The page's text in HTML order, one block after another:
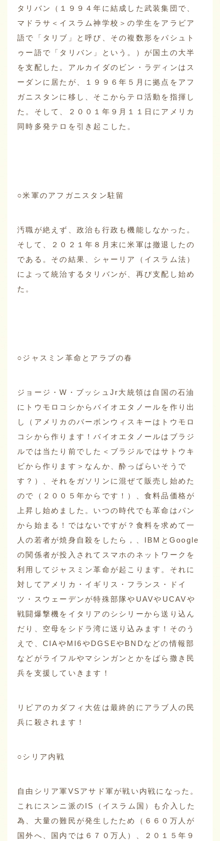
タリバン（１９９４年に結成した武装集団で、
マドラサ＜イスラム神学校＞の学生をアラビア
語で「タリブ」と呼び、その複数形をパシュト
ゥー語で「タリバン」という。）が国土の大半
を支配した。アルカイダのビン・ラディンはス
ーダンに居たが、１９９６年５月に拠点をアフ
ガニスタンに移し、そこからテロ活動を指揮し
た。そして、２００１年９月１１日にアメリカ
同時多発テロを引き起こした。
○米軍のアフガニスタン駐留
汚職が絶えず、政治も行政も機能しなかった。
そして、２０２１年８月末に米軍は撤退したの
である。その結果、シャーリア（イスラム法）
によって統治するタリバンが、再び支配し始め
た。
○ジャスミン革命とアラブの春
ジョージ・W・ブッシュJr大統領は自国の石油
にトウモロコシからバイオエタノールを作り出
し（アメリカのバーボンウィスキーはトウモロ
コシから作ります！バイオエタノールはブラジ
ルでは当たり前でした＜ブラジルではサトウキ
ビから作ります＞なんか、酔っぱらいそうで
す？）、それをガソリンに混ぜて販売し始めた
ので（２００５年からです！）、食料品価格が
上昇し始めました。いつの時代でも革命はパン
から始まる！ではないですが？食料を求めて一
人の若者が焼身自殺をしたら，、IBMとGoogle
の関係者が投入されてスマホのネットワークを
利用してジャスミン革命が起こります。それに
対してアメリカ・イギリス・フランス・ドイ
ツ・スウェーデンが特殊部隊やUAVやUCAVや
戦闘爆撃機をイタリアのシシリーから送り込ん
だり、空母をシドラ湾に送り込みます！そのう
えで、CIAやMI6やDGSEやBNDなどの情報部
などがライフルやマシンガンとかをばら撒き民
兵を支援していきます！
リビアのカダフィ大佐は最終的にアラブ人の民
兵に殺されます！
○シリア内戦
自由シリア軍VSアサド軍が戦い内戦になった。
これにスンニ派のIS（イスラム国）も介入した
為、大量の難民が発生したため（６６０万人が
国外へ、国内では６７０万人）、２０１５年９